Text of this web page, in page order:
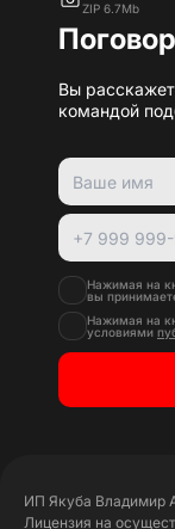
ZIP 6.7Mb
Вы
командой
Нажимая на
вы
Нажимая на
условиями
ИП Якуба Владимир
Лицензия на